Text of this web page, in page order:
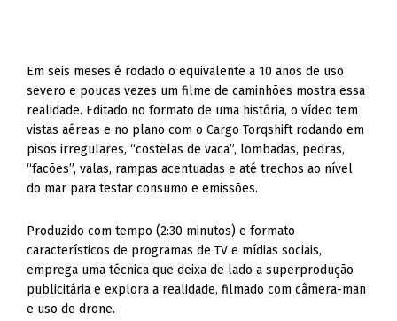
Em seis meses é rodado o equivalente a 10 anos de uso
severo e poucas vezes um filme de caminhões mostra essa
realidade. Editado no formato de uma história, o vídeo tem
vistas aéreas e no plano com o Cargo Torqshift rodando em
pisos irregulares, “costelas de vaca”, lombadas, pedras,
“facões”, valas, rampas acentuadas e até trechos ao nível
do mar para testar consumo e emissões.
Produzido com tempo (2:30 minutos) e formato
característicos de programas de TV e mídias sociais,
emprega uma técnica que deixa de lado a superprodução
publicitária e explora a realidade, filmado com câmera-man
e uso de drone.